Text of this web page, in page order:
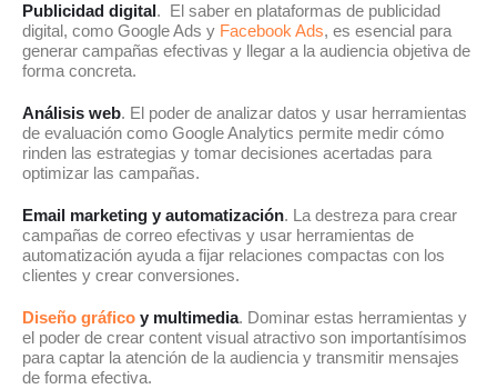
Publicidad digital. El saber en plataformas de publicidad
digital, como Google Ads y Facebook Ads, es esencial para
generar campañas efectivas y llegar a la audiencia objetiva de
forma concreta.
Análisis web. El poder de analizar datos y usar herramientas
de evaluación como Google Analytics permite medir cómo
rinden las estrategias y tomar decisiones acertadas para
optimizar las campañas.
Email marketing y automatización. La destreza para crear
campañas de correo efectivas y usar herramientas de
automatización ayuda a fijar relaciones compactas con los
clientes y crear conversiones.
Diseño gráfico y multimedia. Dominar estas herramientas y
el poder de crear content visual atractivo son importantísimos
para captar la atención de la audiencia y transmitir mensajes
de forma efectiva.